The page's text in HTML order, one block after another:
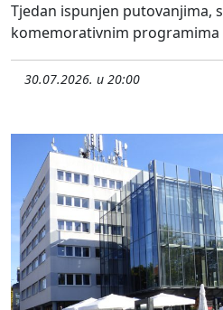
Tjedan ispunjen putovanjima,
komemorativnim programima
30.07.2026. u 20:00